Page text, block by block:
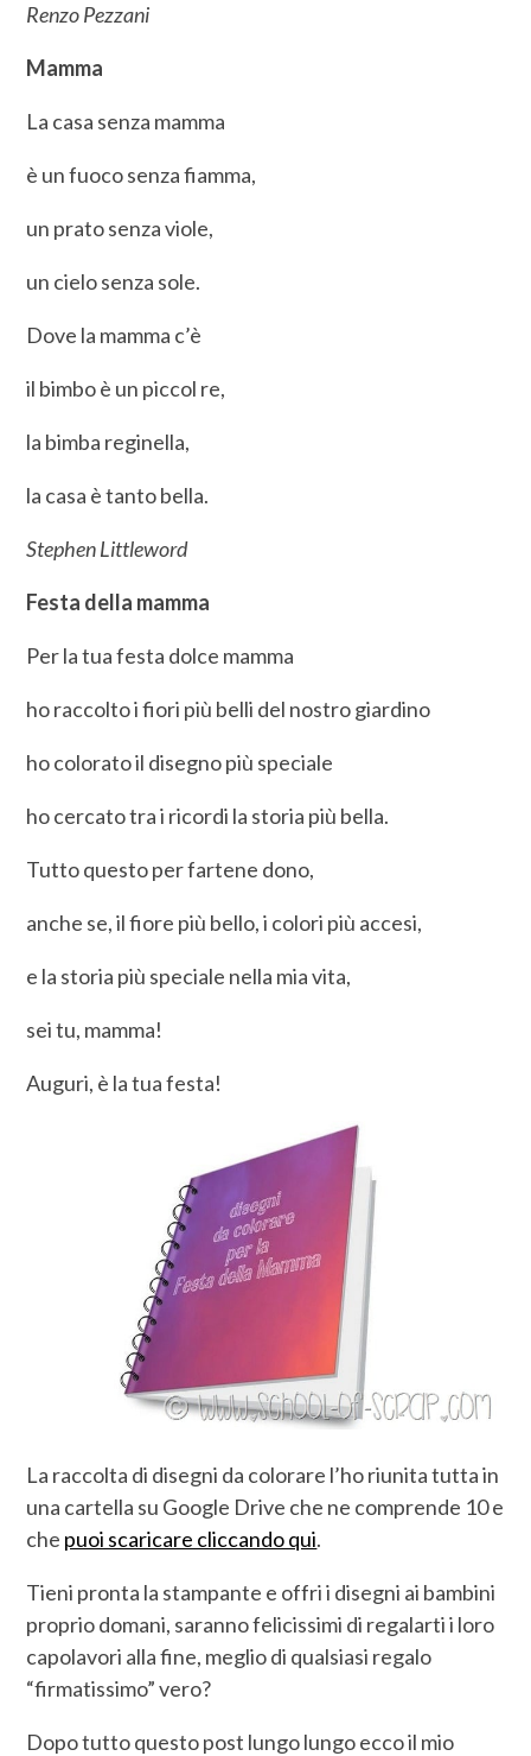
Renzo Pezzani
Mamma
La casa senza mamma
è un fuoco senza fiamma,
un prato senza viole,
un cielo senza sole.
Dove la mamma c’è
il bimbo è un piccol re,
la bimba reginella,
la casa è tanto bella.
Stephen Littleword
Festa della mamma
Per la tua festa dolce mamma
ho raccolto i fiori più belli del nostro giardino
ho colorato il disegno più speciale
ho cercato tra i ricordi la storia più bella.
Tutto questo per fartene dono,
anche se, il fiore più bello, i colori più accesi,
e la storia più speciale nella mia vita,
sei tu, mamma!
Auguri, è la tua festa!
La raccolta di disegni da colorare l’ho riunita tutta in
una cartella su Google Drive che ne comprende 10 e
che puoi scaricare cliccando qui.
Tieni pronta la stampante e offri i disegni ai bambini
proprio domani, saranno felicissimi di regalarti i loro
capolavori alla fine, meglio di qualsiasi regalo
“firmatissimo” vero?
Dopo tutto questo post lungo lungo ecco il mio